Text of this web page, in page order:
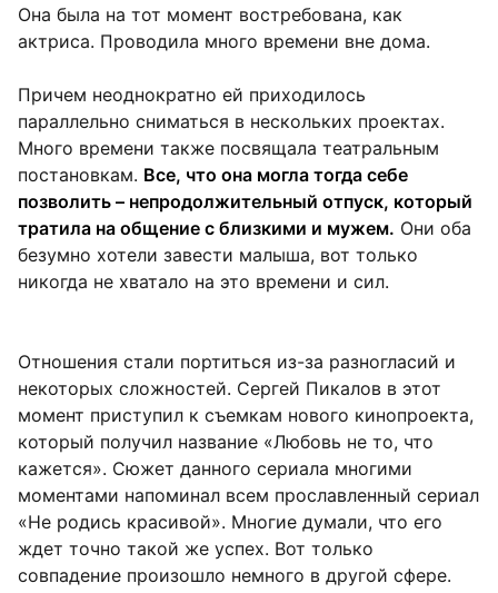
Она была на тот момент востребована, как
актриса. Проводила много времени вне дома.
Причем неоднократно ей приходилось
параллельно сниматься в нескольких проектах.
Много времени также посвящала театральным
постановкам. Все, что она могла тогда себе
позволить – непродолжительный отпуск, который
тратила на общение с близкими и мужем. Они оба
безумно хотели завести малыша, вот только
никогда не хватало на это времени и сил.
Отношения стали портиться из-за разногласий и
некоторых сложностей. Сергей Пикалов в этот
момент приступил к съемкам нового кинопроекта,
который получил название «Любовь не то, что
кажется». Сюжет данного сериала многими
моментами напоминал всем прославленный сериал
«Не родись красивой». Многие думали, что его
ждет точно такой же успех. Вот только
совпадение произошло немного в другой сфере.